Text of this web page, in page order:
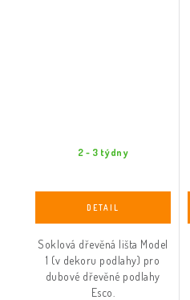
2 - 3 týdny
Soklová dřevěná lišta Model
1 (v dekoru podlahy) pro
dubové dřevěné podlahy
Esco.